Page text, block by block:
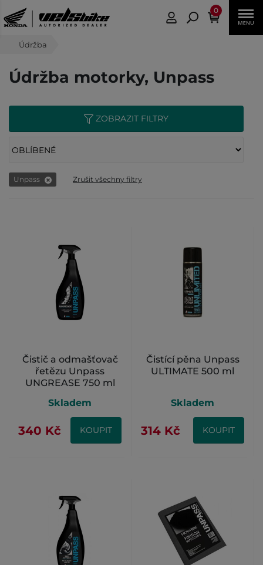
0
Údržba
Údržba motorky, Unpass
ZOBRAZIT FILTRY
Unpass Zrušit všechny filtry
Čistič a odmašťovač
řetězu Unpass
UNGREASE 750 ml
Skladem
340 Kč KOUPIT
Čistící pěna Unpass
ULTIMATE 500 ml
Skladem
314 Kč KOUPIT